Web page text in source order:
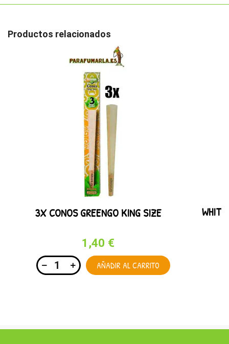
Productos relacionados
3X CONOS GREENGO KING SIZE
1,40 €
AÑADIR AL CARRITO